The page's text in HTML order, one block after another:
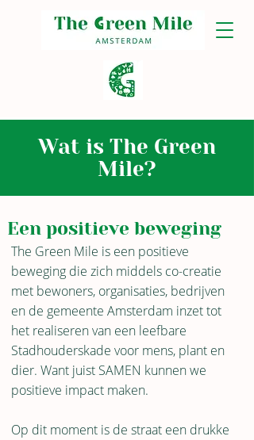
Wat is The Green
Mile?
Een positieve beweging
The Green Mile is een positieve
beweging die zich middels co-creatie
met bewoners, organisaties, bedrijven
en de gemeente Amsterdam inzet tot
het realiseren van een leefbare
Stadhouderskade voor mens, plant en
dier. Want juist SAMEN kunnen we
positieve impact maken.
​Op dit moment is de straat een drukke